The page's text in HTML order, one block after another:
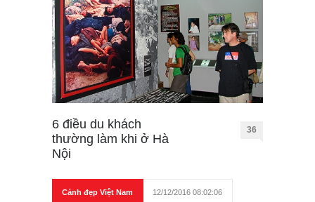
6 điều du khách
thường làm khi ở Hà
Nội
36
Cảnh đẹp Việt Nam 12/12/2016 08:02:06